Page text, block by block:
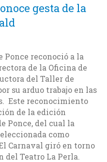
gesta de la
reconoció a la
de la Oficina de
del Taller de
su arduo trabajo en las
Este reconocimiento
de la edición
Ponce, del cual la
como
Carnaval giró en torno
del Teatro La Perla.